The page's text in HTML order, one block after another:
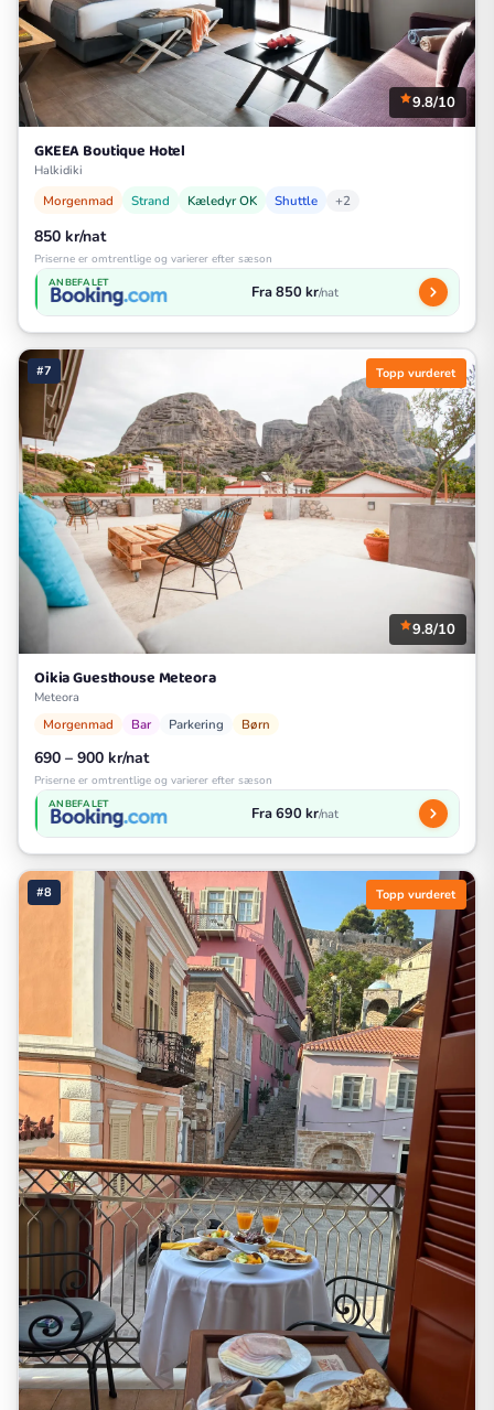
9.8/10
GKEEA Boutique Hotel
Halkidiki
Morgenmad Strand Kæledyr OK Shuttle +2
850 kr/nat
Priserne er omtrentlige og varierer efter sæson
ANBEFALET Fra 850 kr/nat
#7 Topp vurderet
9.8/10
Oikia Guesthouse Meteora
Meteora
Morgenmad Bar Parkering Børn
690 – 900 kr/nat
Priserne er omtrentlige og varierer efter sæson
ANBEFALET Fra 690 kr/nat
#8 Topp vurderet